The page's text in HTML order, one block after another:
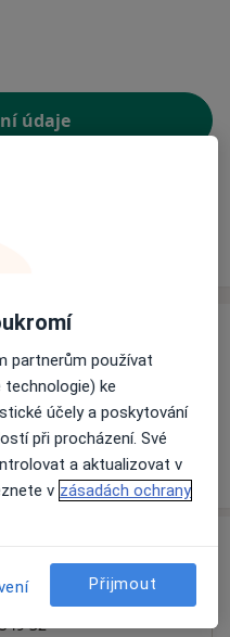
údaje
termín
nejsou k dispozici
žádné informace o
32
partnerům používat
technologie) ke
účely a poskytování
při procházení. Své
a aktualizovat v
v zásadách ochrany
Přijmout